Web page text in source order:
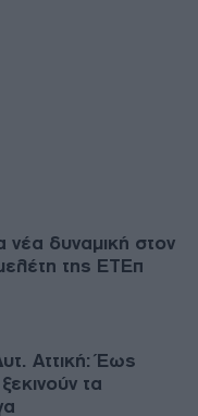
νέα δυναμική στον
της ΕΤΕπ
Αττική: Έως
τα